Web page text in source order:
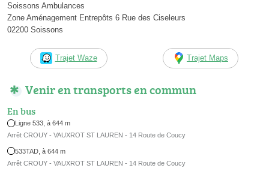
Soissons Ambulances
Zone Aménagement Entrepôts 6 Rue des Ciseleurs
02200 Soissons
Trajet Waze Trajet Maps
Venir en transports en commun
En bus
Ligne 533, à 644 m
Arrêt CROUY - VAUXROT ST LAUREN - 14 Route de Coucy
533TAD, à 644 m
Arrêt CROUY - VAUXROT ST LAUREN - 14 Route de Coucy